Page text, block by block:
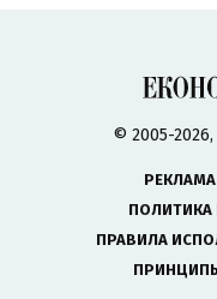
© 2005-
ПРАВИЛА